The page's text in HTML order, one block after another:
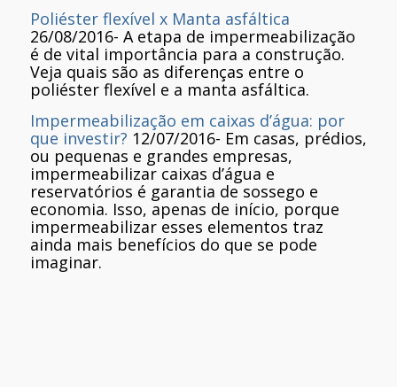
Poliéster flexível x Manta asfáltica
26/08/2016- A etapa de impermeabilização
é de vital importância para a construção.
Veja quais são as diferenças entre o
poliéster flexível e a manta asfáltica.
Impermeabilização em caixas d’água: por
que investir? 12/07/2016- Em casas, prédios,
ou pequenas e grandes empresas,
impermeabilizar caixas d’água e
reservatórios é garantia de sossego e
economia. Isso, apenas de início, porque
impermeabilizar esses elementos traz
ainda mais benefícios do que se pode
imaginar.